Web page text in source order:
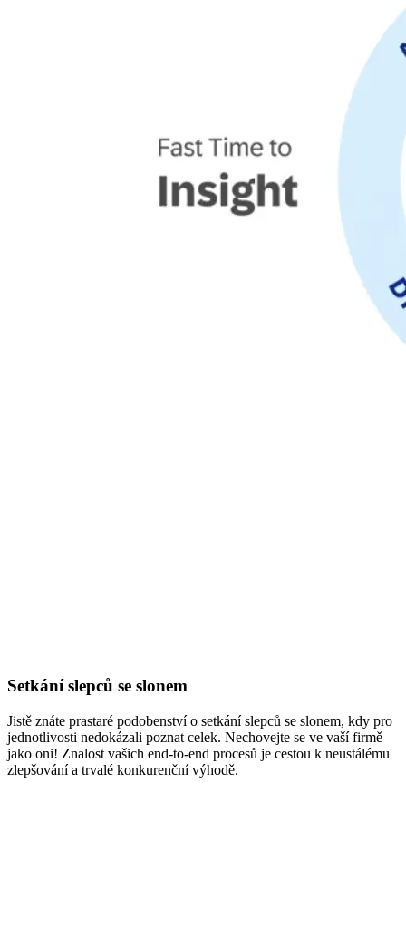
Setkání slepců se slonem
Jistě znáte prastaré podobenství o setkání slepců se slonem, kdy pro
jednotlivosti nedokázali poznat celek. Nechovejte se ve vaší firmě
jako oni! Znalost vašich end-​to-end procesů je cestou k neustálému
zlepšování a trvalé konkurenční výhodě.